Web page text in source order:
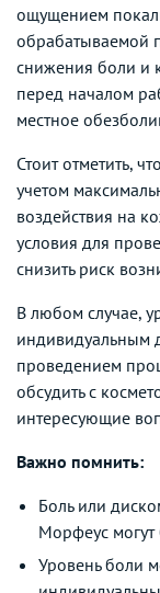
ощущением
обрабатываемой
снижения боли и
перед началом
местное
Стоит отметить,
учетом
воздействия на
условия для
снизить риск
В любом случае,
индивидуальным
проведением
обсудить с
интересующие
Важно помнить:
Боль или
Морфеус
Уровень боли